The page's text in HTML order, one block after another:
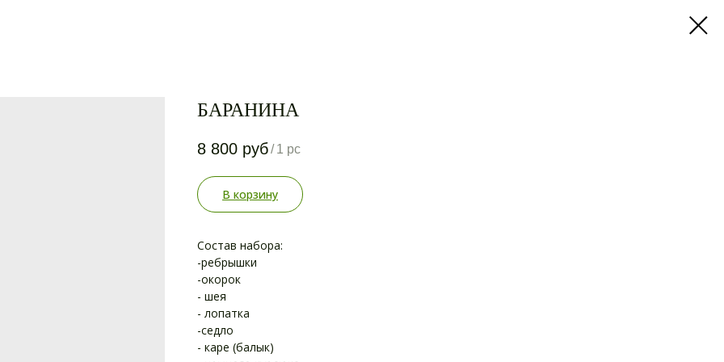
БАРАНИНА
8 800 руб/ 1 pc
В корзину
Состав набора:
-ребрышки
-окорок
- шея
- лопатка
-седло
- каре (балык)